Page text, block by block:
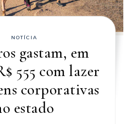
NOTÍCIA
gastam, em
555 com lazer
corporativas
estado